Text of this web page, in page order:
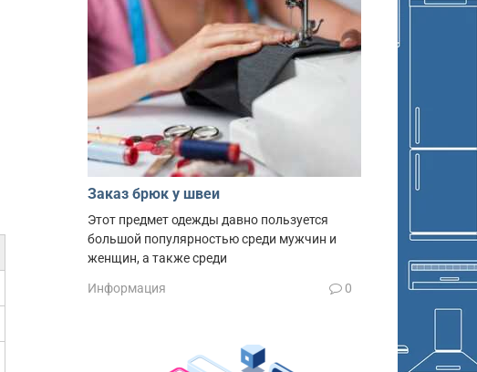
Заказ брюк у швеи
Этот предмет одежды давно пользуется
большой популярностью среди мужчин и
женщин, а также среди
Информация 0